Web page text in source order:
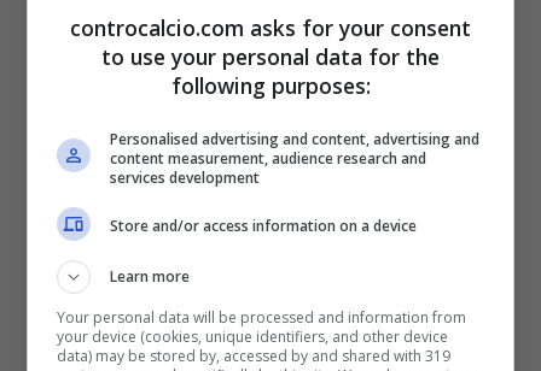
raggiunto i due milioni di follower. Questo
dimostra quanto la showgirl sia sempre più
il tempo che passa. La bellezza travolgente
che mette in mostra in ogni singolo
contenuto porta il pubblico a seguirla con un
interesse costante, come dimostrano anche
le interazioni sotto ogni post pubblicato. Uno
controcalcio.com asks for your consent
to use your personal data for the
following purposes:
Personalised advertising and content, advertising and
content measurement, audience research and
services development
Store and/or access information on a device
Learn more
Your personal data will be processed and information from
your device (cookies, unique identifiers, and other device
data) may be stored by, accessed by and shared with 319